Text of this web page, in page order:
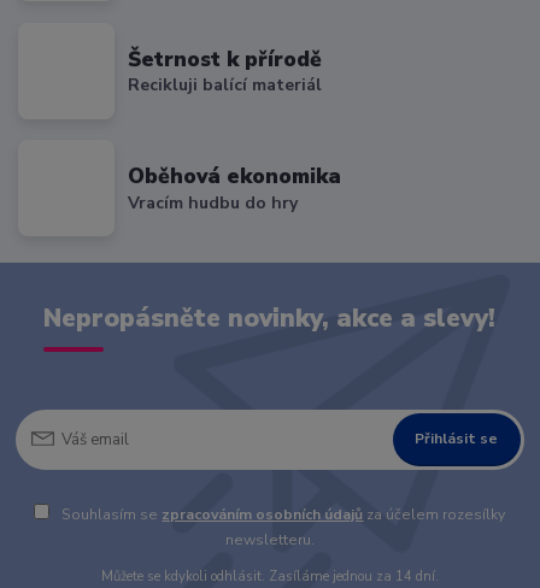
Šetrnost k přírodě
Recikluji balící materiál
Oběhová ekonomika
Vracím hudbu do hry
Nepropásněte novinky, akce a slevy!
Přihlásit se
Souhlasím se zpracováním osobních údajů za účelem rozesílky
newsletteru.
Můžete se kdykoli odhlásit. Zasíláme jednou za 14 dní.